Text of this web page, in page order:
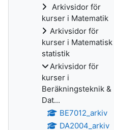
Arkivsidor för
kurser i Matematik
Arkivsidor för
kurser i Matematisk
statistik
Arkivsidor för
kurser i
Beräkningsteknik &
Dat...
BE7012_arkiv
DA2004_arkiv